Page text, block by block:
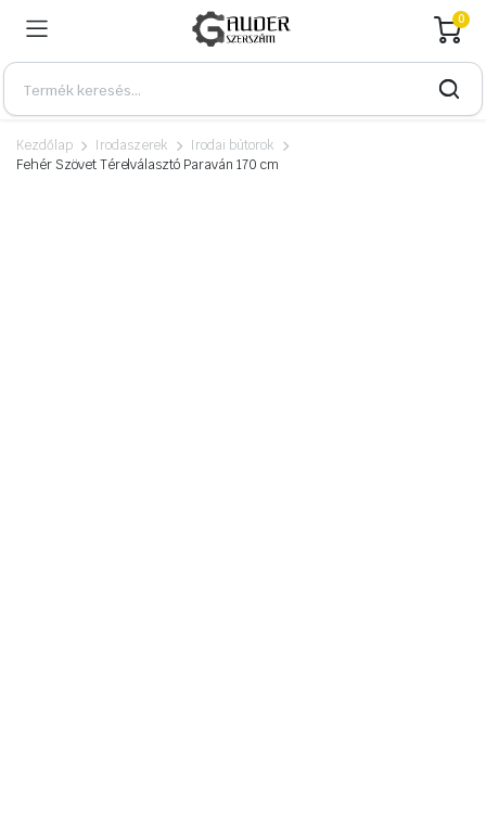
0
Kezdőlap Irodaszerek
Irodai bútorok
Fehér Szövet Térelválasztó Paraván 170 cm